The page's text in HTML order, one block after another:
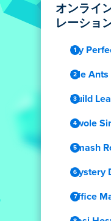
オンライ
レーショ
My
Idle Ants
Build
Swole
Smash
Mystery
Office